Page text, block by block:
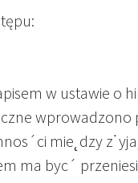
w ustawie o
wprowadzono
mie˛dzy
ma byc´